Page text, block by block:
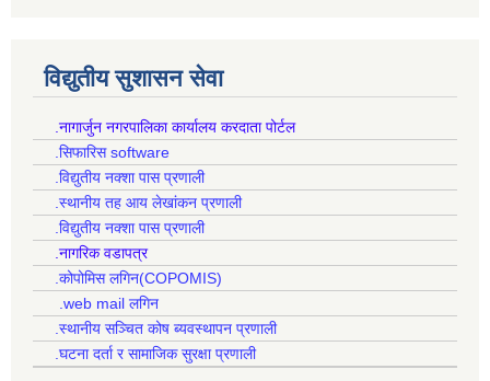
विद्युतीय सुशासन सेवा
.नागार्जुन नगरपालिका कार्यालय करदाता पोर्टल
.सिफारिस software
.विद्युतीय नक्शा पास प्रणाली
.स्थानीय तह आय लेखांकन प्रणाली
.विद्युतीय नक्शा पास प्रणाली
.नागरिक वडापत्र
.कोपोमिस लगिन(COPOMIS)
.web mail लगिन
.स्थानीय सञ्चित कोष ब्यवस्थापन प्रणाली
.घटना दर्ता र सामाजिक सुरक्षा प्रणाली